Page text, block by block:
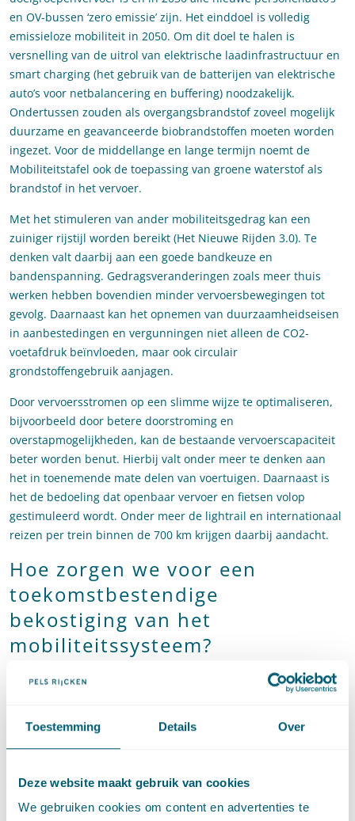
Toestemming Details Over
Deze website maakt gebruik van cookies
We gebruiken cookies om content en advertenties te
en OV-bussen ‘zero emissie’ zijn. Het einddoel is volledig
emissieloze mobiliteit in 2050. Om dit doel te halen is
versnelling van de uitrol van elektrische laadinfrastructuur en
smart charging (het gebruik van de batterijen van elektrische
auto’s voor netbalancering en buffering) noodzakelijk.
Ondertussen zouden als overgangsbrandstof zoveel mogelijk
duurzame en geavanceerde biobrandstoffen moeten worden
ingezet. Voor de middellange en lange termijn noemt de
Mobiliteitstafel ook de toepassing van groene waterstof als
brandstof in het vervoer.
Met het stimuleren van ander mobiliteitsgedrag kan een
zuiniger rijstijl worden bereikt (Het Nieuwe Rijden 3.0). Te
denken valt daarbij aan een goede bandkeuze en
bandenspanning. Gedragsveranderingen zoals meer thuis
werken hebben bovendien minder vervoersbewegingen tot
gevolg. Daarnaast kan het opnemen van duurzaamheidseisen
in aanbestedingen en vergunningen niet alleen de CO2-
voetafdruk beïnvloeden, maar ook circulair
grondstoffengebruik aanjagen.
Door vervoersstromen op een slimme wijze te optimaliseren,
bijvoorbeeld door betere doorstroming en
overstapmogelijkheden, kan de bestaande vervoerscapaciteit
beter worden benut. Hierbij valt onder meer te denken aan
het in toenemende mate delen van voertuigen. Daarnaast is
het de bedoeling dat openbaar vervoer en fietsen volop
gestimuleerd wordt. Onder meer de lightrail en internationaal
reizen per trein binnen de 700 km krijgen daarbij aandacht.
Hoe zorgen we voor een
toekomstbestendige
bekostiging van het
mobiliteitssysteem?
In de visie van de Mobiliteitstafel is een mobiliteitssysteem
door de gebruikers te laten betalen voor het gebruik en de
mate waarin ze vervuilen. Bij de inrichting en vormgeving van
gehouden met een daling van de aanzienlijke inkomsten uit de